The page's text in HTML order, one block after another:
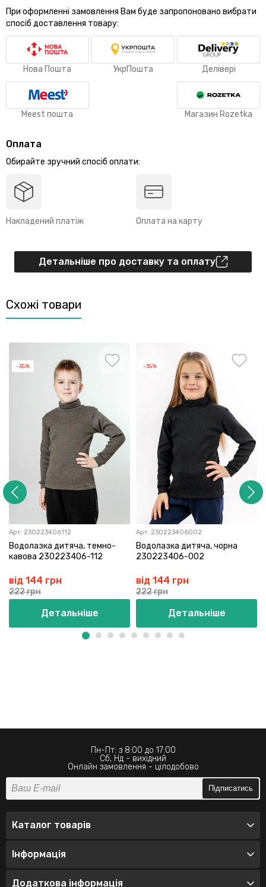
При оформленні замовлення Вам буде запропоновано вибрати
спосіб доставлення товару:
Нова Пошта УкрПошта Делівері
Meest пошта Магазин Rozetka
Оплата
Обирайте зручний спосіб оплати:
Накладений платіж Оплата на карту
Детальніше про доставку та оплату
Схожі товари
-35%
Арт: 230223406112
Водолазка дитяча, темно-
кавова 230223406-112
від 144 грн
222 грн
Детальніше
-35%
Арт: 230223406002
Водолазка дитяча, чорна
230223406-002
від 144 грн
222 грн
Детальніше
Пн-Пт: з 8:00 до 17:00
Сб, Нд - вихідний
Онлайн замовлення - цілодобово
Підписатись
Каталог товарів
Інформація
Додаткова інформація